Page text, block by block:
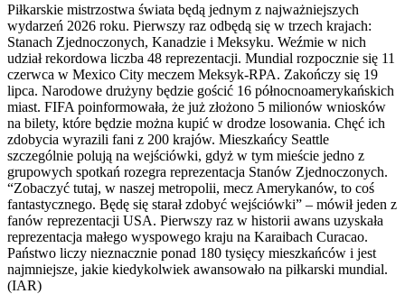
Piłkarskie mistrzostwa świata będą jednym z najważniejszych
wydarzeń 2026 roku. Pierwszy raz odbędą się w trzech krajach:
Stanach Zjednoczonych, Kanadzie i Meksyku. Weźmie w nich
udział rekordowa liczba 48 reprezentacji. Mundial rozpocznie się 11
czerwca w Mexico City meczem Meksyk-RPA. Zakończy się 19
lipca. Narodowe drużyny będzie gościć 16 północnoamerykańskich
miast. FIFA poinformowała, że już złożono 5 milionów wniosków
na bilety, które będzie można kupić w drodze losowania. Chęć ich
zdobycia wyrazili fani z 200 krajów. Mieszkańcy Seattle
szczególnie polują na wejściówki, gdyż w tym mieście jedno z
grupowych spotkań rozegra reprezentacja Stanów Zjednoczonych.
“Zobaczyć tutaj, w naszej metropolii, mecz Amerykanów, to coś
fantastycznego. Będę się starał zdobyć wejściówki” – mówił jeden z
fanów reprezentacji USA. Pierwszy raz w historii awans uzyskała
reprezentacja małego wyspowego kraju na Karaibach Curacao.
Państwo liczy nieznacznie ponad 180 tysięcy mieszkańców i jest
najmniejsze, jakie kiedykolwiek awansowało na piłkarski mundial.
(IAR)